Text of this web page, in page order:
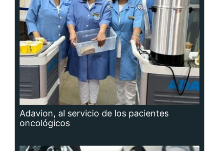
Adavion, al servicio de los pacientes
oncológicos